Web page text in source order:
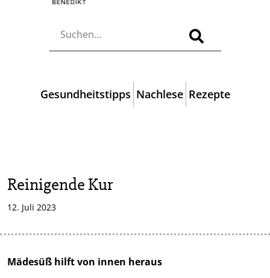
Gesundheitstipps Nachlese Rezepte
Reinigende Kur
12. Juli 2023
Mädesüß hilft von innen heraus